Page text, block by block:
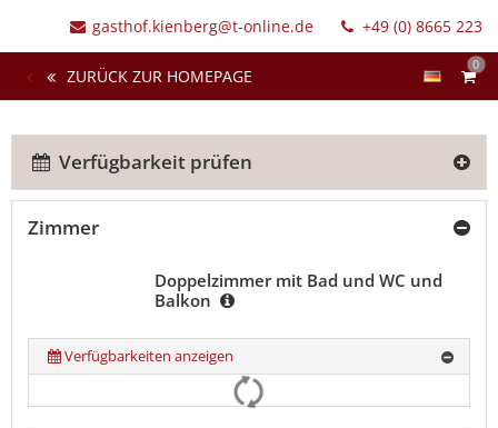
gasthof.kienberg@t-online.de +49 (0) 8665 223
0
ZURÜCK ZUR HOMEPAGE
Verfügbarkeit prüfen
Zimmer
Doppelzimmer mit Bad und WC und
Balkon
Verfügbarkeiten anzeigen